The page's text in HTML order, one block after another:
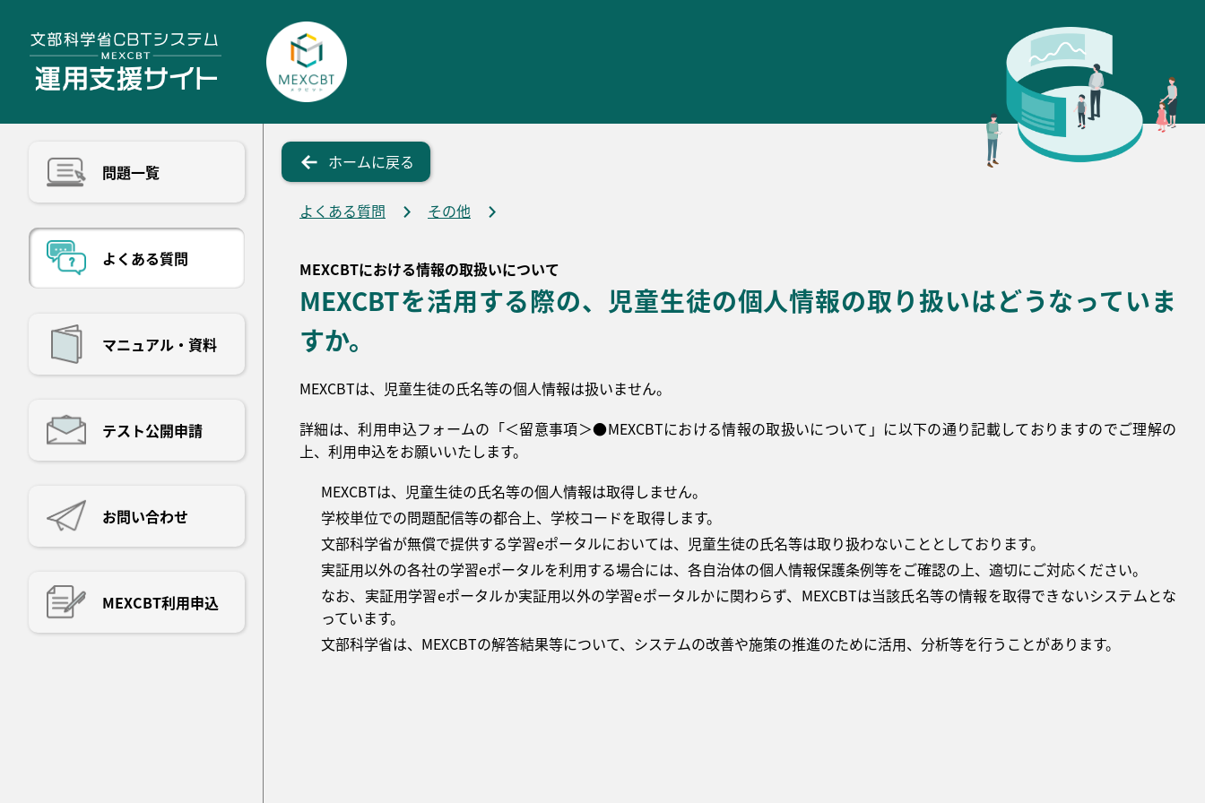
問題一覧
よくある質問
マニュアル・資料
テスト公開申請
お問い合わせ
MEXCBT利用申込
ホームに戻る
よくある質問 その他
MEXCBTにおける情報の取扱いについて
MEXCBTを活用する際の、児童生徒の個人情報の取り扱いはどうなっていま
すか。
MEXCBTは、児童生徒の氏名等の個人情報は扱いません。
詳細は、利用申込フォームの「＜留意事項＞●MEXCBTにおける情報の取扱いについて」に以下の通り記載しておりますのでご理解の
上、利用申込をお願いいたします。
MEXCBTは、児童生徒の氏名等の個人情報は取得しません。
学校単位での問題配信等の都合上、学校コードを取得します。
文部科学省が無償で提供する学習eポータルにおいては、児童生徒の氏名等は取り扱わないこととしております。
実証用以外の各社の学習eポータルを利用する場合には、各自治体の個人情報保護条例等をご確認の上、適切にご対応ください。
なお、実証用学習eポータルか実証用以外の学習eポータルかに関わらず、MEXCBTは当該氏名等の情報を取得できないシステムとな
っています。
文部科学省は、MEXCBTの解答結果等について、システムの改善や施策の推進のために活用、分析等を行うことがあります。